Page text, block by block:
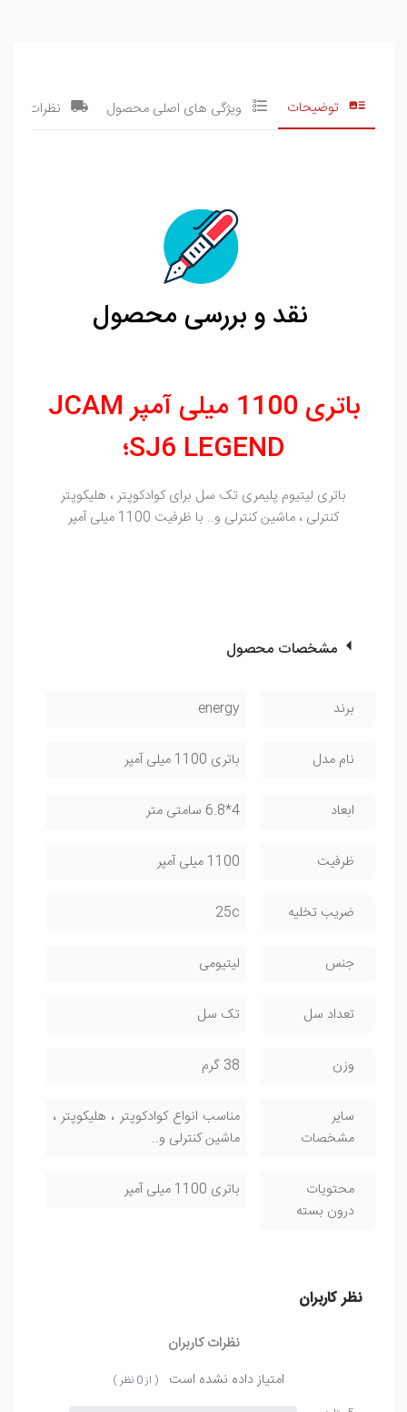
توضیحات ویژگی های اصلی محصول نظرات
نقد و بررسی محصول
باتری 1100 میلی آمپر JCAM
SJ6 LEGEND؛
باتری لیتیوم پلیمری تک سل برای کوادکوپتر ، هلیکوپتر
کنترلی ، ماشین کنترلی و.. با ظرفیت 1100 میلی آمپر
مشخصات محصول
برند energy
نام مدل باتری 1100 میلی آمپر
ابعاد 4*6.8 سامتی متر
ظرفیت 1100 میلی آمپر
ضریب تخلیه 25c
جنس لیتیومی
تعداد سل تک سل
وزن 38 گرم
سایر
مشخصات
مناسب انواع کوادکوپتر ، هلیکوپتر ،
ماشین کنترلی و..
محتویات
درون بسته
باتری 1100 میلی آمپر
نظر کاربران
نظرات کاربران
امتیاز داده نشده است
( از 0 نظر )